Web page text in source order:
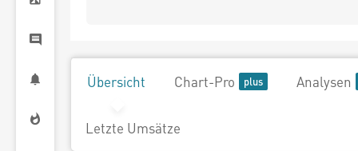
Übersicht Chart-Pro Analysen
Letzte Umsätze